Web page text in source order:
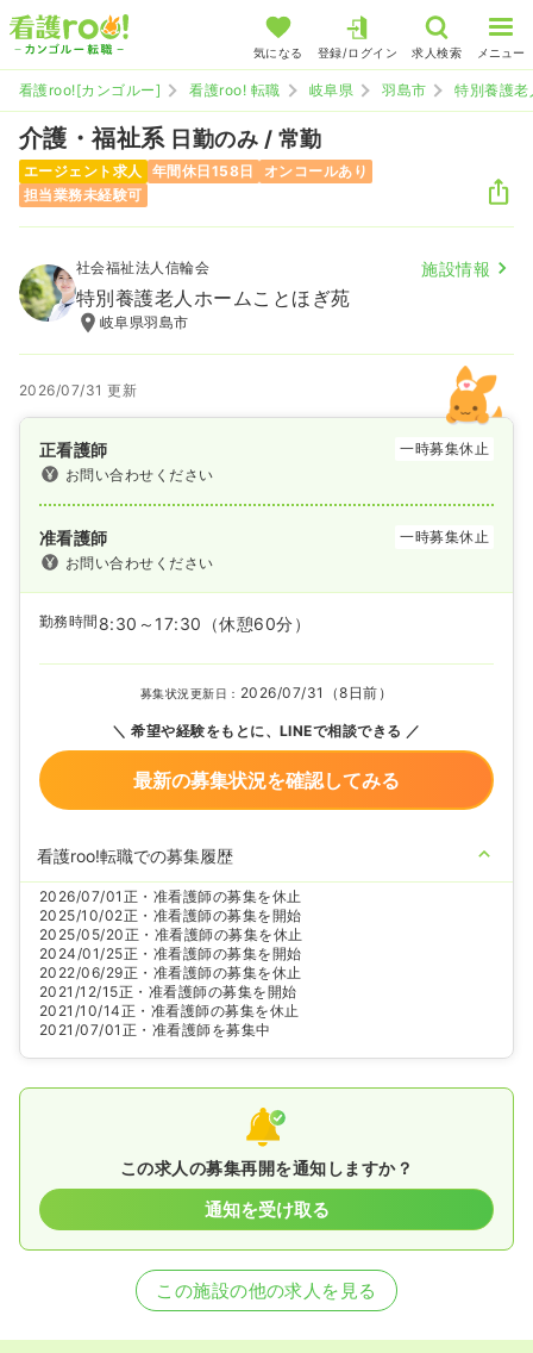
気になる 登録/ログイン 求人検索 メニュー
看護roo![カンゴルー] 看護roo! 転職 岐阜県 羽島市 特別養護
介護・福祉系 日勤のみ / 常勤
エージェント求人 年間休日158日
オンコールあり
担当業務未経験可
社会福祉法人信輪会 施設情報
特別養護老人ホームことほぎ苑
岐阜県羽島市
2026/07/31 更新
正看護師
一時募集休止
お問い合わせください
准看護師
一時募集休止
お問い合わせください
勤務時間 8:30～17:30 （休憩60分）
募集状況更新日： 2026/07/31（8日前）
希望や経験をもとに、LINEで相談できる
最新の募集状況を確認してみる
看護roo!転職での募集履歴
2026/07/01 正・准看護師の募集を休止
2025/10/02正・准看護師の募集を開始
2025/05/20正・准看護師の募集を休止
2024/01/25正・准看護師の募集を開始
2022/06/29正・准看護師の募集を休止
2021/12/15正・准看護師の募集を開始
2021/10/14正・准看護師の募集を休止
2021/07/01 正・准看護師を募集中
この求人の募集再開を通知しますか？
通知を受け取る
この施設の他の求人を見る